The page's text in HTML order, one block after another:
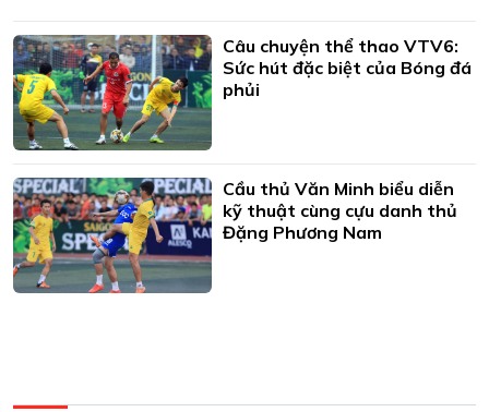
Câu chuyện thể thao VTV6:
Sức hút đặc biệt của Bóng đá
phủi
Cầu thủ Văn Minh biểu diễn
kỹ thuật cùng cựu danh thủ
Đặng Phương Nam